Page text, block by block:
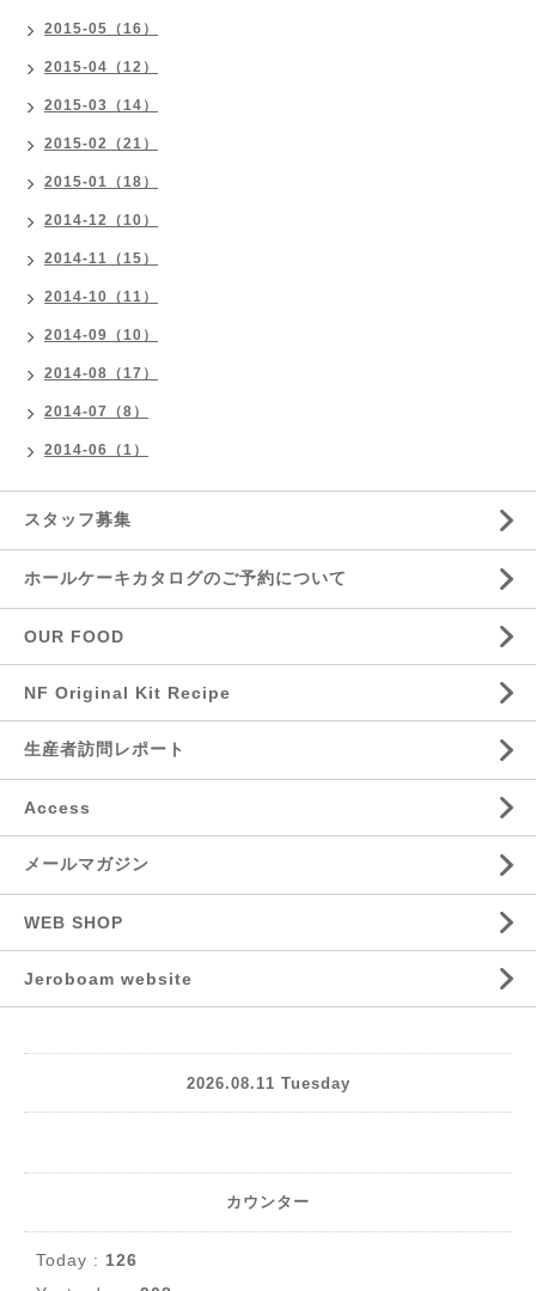
2015-05（16）
2015-04（12）
2015-03（14）
2015-02（21）
2015-01（18）
2014-12（10）
2014-11（15）
2014-10（11）
2014-09（10）
2014-08（17）
2014-07（8）
2014-06（1）
スタッフ募集
ホールケーキカタログのご予約について
OUR FOOD
NF Original Kit Recipe
生産者訪問レポート
Access
メールマガジン
WEB SHOP
Jeroboam website
2026.08.11 Tuesday
カウンター
Today : 126